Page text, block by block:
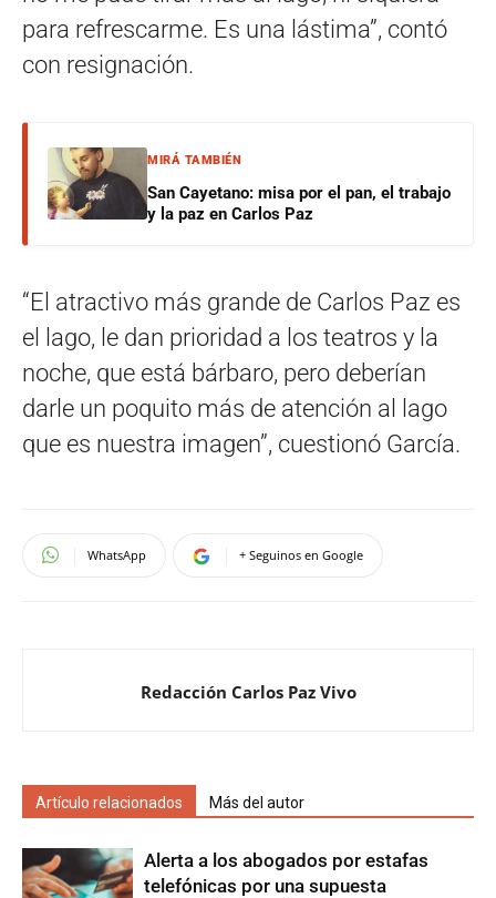
para refrescarme. Es una lástima”, contó
con resignación.
MIRÁ TAMBIÉN
San Cayetano: misa por el pan, el trabajo
y la paz en Carlos Paz
“El atractivo más grande de Carlos Paz es
el lago, le dan prioridad a los teatros y la
noche, que está bárbaro, pero deberían
darle un poquito más de atención al lago
que es nuestra imagen”, cuestionó García.
WhatsApp + Seguinos en Google
Redacción Carlos Paz Vivo
Artículo relacionados Más del autor
Alerta a los abogados por estafas
telefónicas por una supuesta